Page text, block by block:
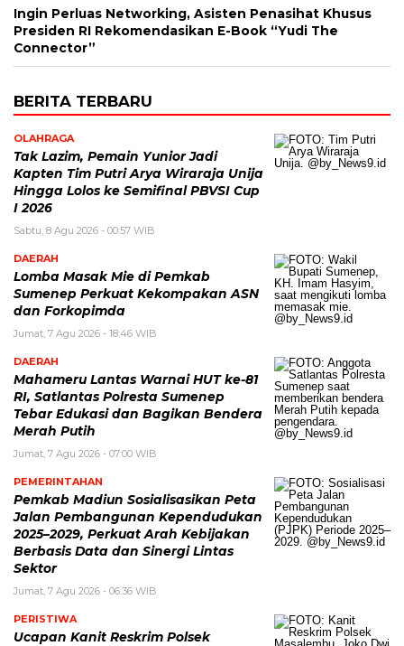
Ingin Perluas Networking, Asisten Penasihat Khusus
Presiden RI Rekomendasikan E-Book “Yudi The
Connector”
BERITA TERBARU
OLAHRAGA
Tak Lazim, Pemain Yunior Jadi
Kapten Tim Putri Arya Wiraraja Unija
Hingga Lolos ke Semifinal PBVSI Cup
I 2026
Sabtu, 8 Agu 2026 - 00:57 WIB
DAERAH
Lomba Masak Mie di Pemkab
Sumenep Perkuat Kekompakan ASN
dan Forkopimda
Jumat, 7 Agu 2026 - 18:46 WIB
DAERAH
Mahameru Lantas Warnai HUT ke-81
RI, Satlantas Polresta Sumenep
Tebar Edukasi dan Bagikan Bendera
Merah Putih
Jumat, 7 Agu 2026 - 07:00 WIB
PEMERINTAHAN
Pemkab Madiun Sosialisasikan Peta
Jalan Pembangunan Kependudukan
2025–2029, Perkuat Arah Kebijakan
Berbasis Data dan Sinergi Lintas
Sektor
Jumat, 7 Agu 2026 - 06:36 WIB
PERISTIWA
Ucapan Kanit Reskrim Polsek